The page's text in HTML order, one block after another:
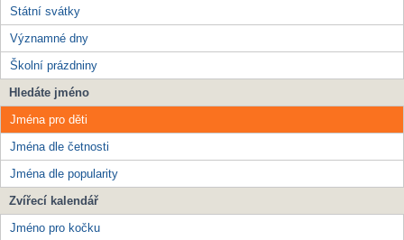
Státní svátky
Významné dny
Školní prázdniny
Hledáte jméno
Jména pro děti
Jména dle četnosti
Jména dle popularity
Zvířecí kalendář
Jméno pro kočku